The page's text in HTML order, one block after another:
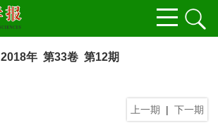
2018年 第33卷 第12期
上一期 | 下一期